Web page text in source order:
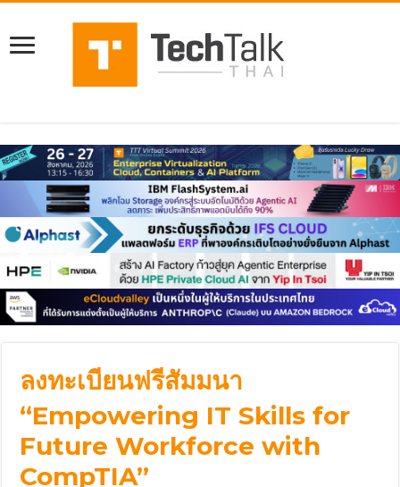
ลงทะเบียนฟรีสัมมนา
“Empowering IT Skills for
Future Workforce with
CompTIA”